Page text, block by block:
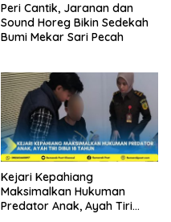
Peri Cantik, Jaranan dan
Sound Horeg Bikin Sedekah
Bumi Mekar Sari Pecah
Kejari Kepahiang
Maksimalkan Hukuman
Predator Anak, Ayah Tiri